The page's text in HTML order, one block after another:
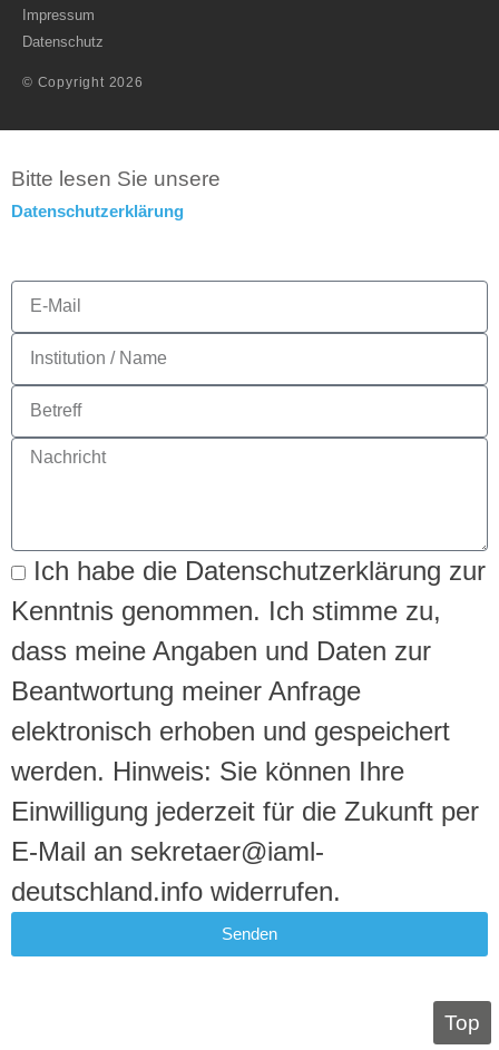
Impressum
Datenschutz
© Copyright 2026
Top
Bitte lesen Sie unsere
Datenschutzerklärung
Ich habe die Datenschutzerklärung zur
Kenntnis genommen. Ich stimme zu,
dass meine Angaben und Daten zur
Beantwortung meiner Anfrage
elektronisch erhoben und gespeichert
werden. Hinweis: Sie können Ihre
Einwilligung jederzeit für die Zukunft per
E-Mail an sekretaer@iaml-
deutschland.info widerrufen.
Senden